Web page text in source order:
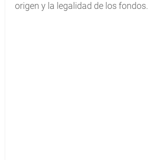
origen y la legalidad de los fondos.